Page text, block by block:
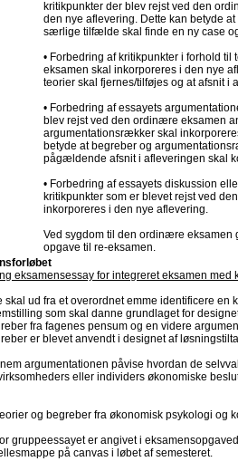
kritikpunkter der blev rejst ved den
den nye aflevering. Dette kan betyde
særlige tilfælde skal finde en ny case
• Forbedring af kritikpunkter i forhold
eksamen skal inkorporeres i den nye
teorier skal fjernes/tilføjes og at afsnit i
• Forbedring af essayets
blev rejst ved den ordinære eksamen
argumentationsrækker skal
betyde at begreber og
pågældende afsnit i afleveringen skal
• Forbedring af essayets diskussion
kritikpunkter som er blevet rejst ved
inkorporeres i den nye aflevering.
Ved sygdom til den ordinære eksamen
opgave til re-eksamen.
eksamensessay for integreret eksamen med
skal ud fra et overordnet emme identificere en
som skal danne grundlaget for
fra fagenes pensum og en videre
er blevet anvendt i designet af
argumentationen påvise hvordan de
eller individers økonomiske
og begreber fra økonomisk psykologi og
gruppeessayet er angivet i
på canvas i løbet af semesteret.